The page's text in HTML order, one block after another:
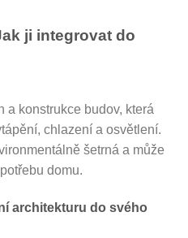
ji integrovat do
a konstrukce budov, která
chlazení a osvětlení.
šetrná a může
domu.
architekturu do svého